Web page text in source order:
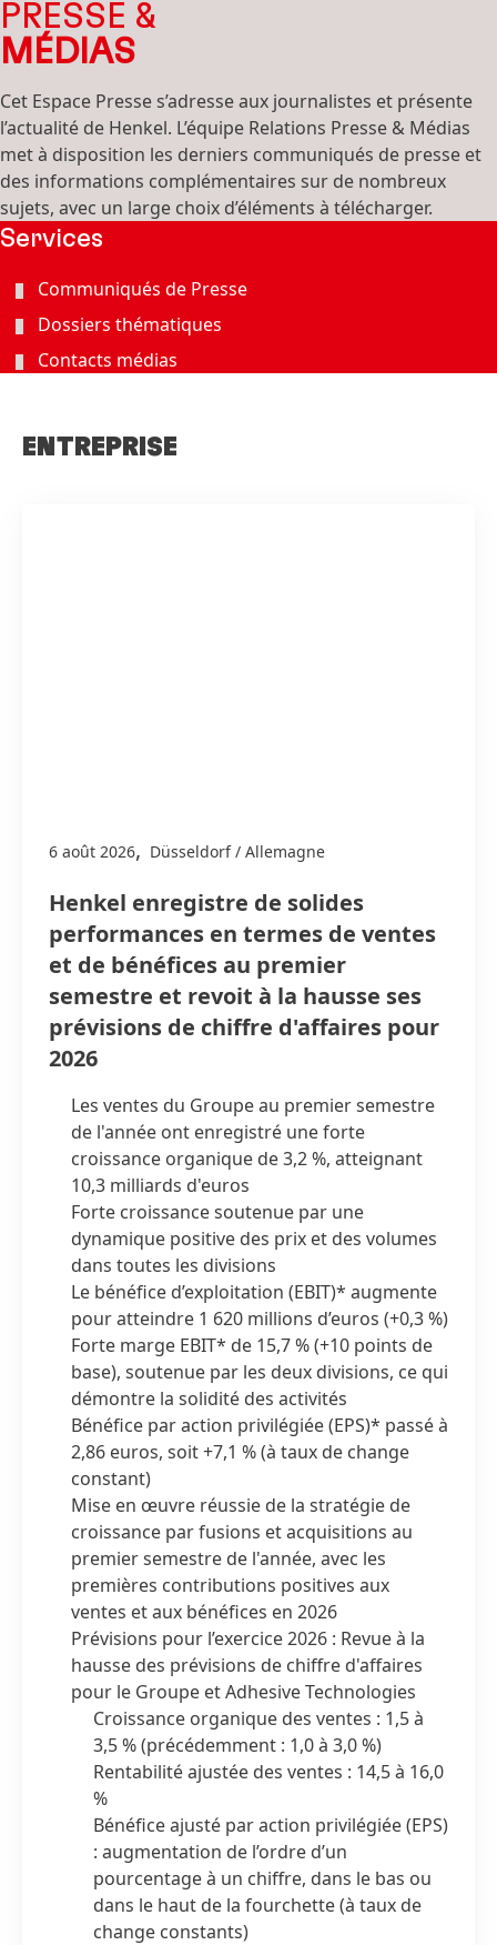
PRESSE &
MÉDIAS
Cet Espace Presse s’adresse aux journalistes et présente
l’actualité de Henkel. L’équipe Relations Presse & Médias
met à disposition les derniers communiqués de presse et
des informations complémentaires sur de nombreux
sujets, avec un large choix d’éléments à télécharger.
Services
Communiqués de Presse
Dossiers thématiques
Contacts médias
ENTREPRISE
6 août 2026, Düsseldorf / Allemagne
Henkel enregistre de solides
performances en termes de ventes
et de bénéfices au premier
semestre et revoit à la hausse ses
prévisions de chiffre d'affaires pour
2026
Les ventes du Groupe au premier semestre
de l'année ont enregistré une forte
croissance organique de 3,2 %, atteignant
10,3 milliards d'euros
Forte croissance soutenue par une
dynamique positive des prix et des volumes
dans toutes les divisions
Le bénéfice d’exploitation (EBIT)* augmente
pour atteindre 1 620 millions d’euros (+0,3 %)
Forte marge EBIT* de 15,7 %(+10 points de
base), soutenue par les deux divisions, ce qui
démontre la solidité des activités
Bénéfice par action privilégiée(EPS)* passé à
2,86 euros, soit +7,1 %(à taux de change
constant)
Mise en œuvre réussie de la stratégie de
croissance par fusions et acquisitions au
premier semestre de l'année, avec les
premières contributions positives aux
ventes et aux bénéfices en 2026
Prévisions pour l’exercice 2026 : Revue à la
hausse des prévisions de chiffre d'affaires
pour le Groupe et Adhesive Technologies
Croissance organique des ventes : 1,5 à
3,5 %(précédemment : 1,0 à 3,0 %)
Rentabilité ajustée des ventes : 14,5 à 16,0
%
Bénéfice ajusté par action privilégiée(EPS)
: augmentation de l’ordre d’un
pourcentage à un chiffre, dans le bas ou
dans le haut de la fourchette(à taux de
change constants)